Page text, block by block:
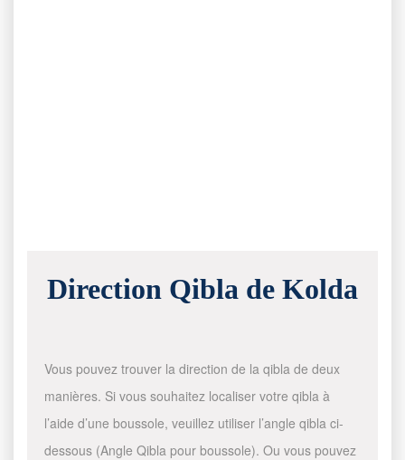
Direction Qibla de Kolda
Vous pouvez trouver la direction de la qibla de deux
manières. Si vous souhaitez localiser votre qibla à
l’aide d’une boussole, veuillez utiliser l’angle qibla ci-
dessous (Angle Qibla pour boussole). Ou vous pouvez